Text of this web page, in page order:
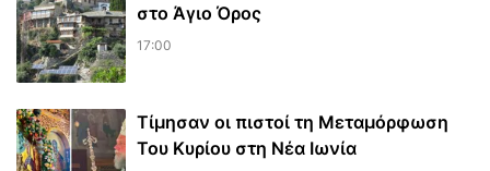
στο Άγιο Όρος
17:00
Τίμησαν οι πιστοί τη Μεταμόρφωση
Του Κυρίου στη Νέα Ιωνία